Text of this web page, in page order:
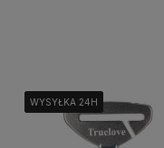
WYSYŁKA 24H
WYSYŁKA 24H
WYSYŁKA 24H
WYSYŁKA 24H
WYSYŁKA 24H